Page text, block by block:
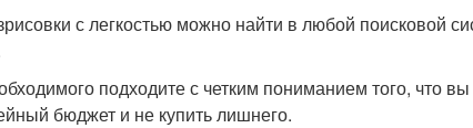
с легкостью можно найти в любой поисковой
подходите с четким пониманием того, что
бюджет и не купить лишнего.